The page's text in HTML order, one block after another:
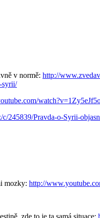
v normě: http://
syrii/
c/245839/Pravda-o-Syrii-
mozky: http://
zde to je ta samá situace: